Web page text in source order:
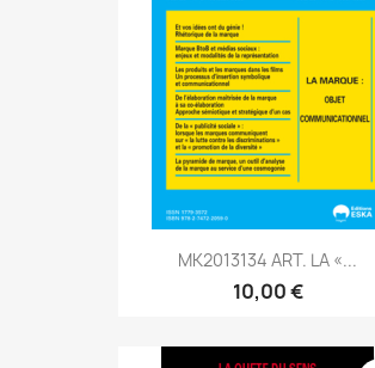
MK2013134 ART. LA «...
10,00 €